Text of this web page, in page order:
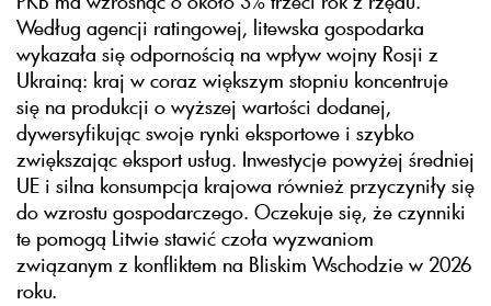
Według agencji ratingowej, litewska gospodarka
wykazała się odpornością na wpływ wojny Rosji z
Ukrainą: kraj w coraz większym stopniu koncentruje
się na produkcji o wyższej wartości dodanej,
dywersyfikując swoje rynki eksportowe i szybko
zwiększając eksport usług. Inwestycje powyżej średniej
UE i silna konsumpcja krajowa również przyczyniły się
do wzrostu gospodarczego. Oczekuje się, że czynniki
te pomogą Litwie stawić czoła wyzwaniom
związanym z konfliktem na Bliskim Wschodzie w 2026
roku.